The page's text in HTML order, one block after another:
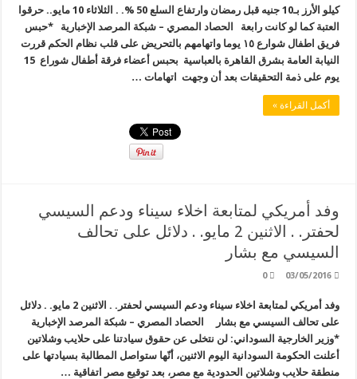
كيلو الأرز بـ10 جنيه قبل رمضان وارتفاع السلع 50 %‏. . الثلاثاء 10 مايو.. حرقوا
العتبة كما لو كانت رابعة الحصاد المصري – شبكة المرصد الإخبارية *حبس
فريق اطفال شوارع ١٥ يوما واتهامهم بالتحريض على قلب نظام الحكم قررت
النيابة العامة بشرق القاهرة بالعباسية بحبس أعضاء فرقة أطفال شوراع 15
يوم على ذمة التحقيقات بعد أن وجهت اتهامات …
أكمل القراءة »
وفد أمريكي لمتابعة اخلاء سيناء ودعم السيسي
لحفتر. . الاثنين 2 مايو. . دلائل على تحالف
السيسي مع بشار
03/05/2016
0
وفد أمريكي لمتابعة اخلاء سيناء ودعم السيسي لحفتر. . الاثنين 2 مايو. . دلائل
على تحالف السيسي مع بشار الحصاد المصري – شبكة المرصد الإخبارية
*وزير الخارجية السوداني: لن نتخلى عن حقوق سيادتنا على حلايب وشلاتين
أعلنت الحكومة السودانية اليوم الاثنين، أنّها ستواصل المطالبة بسيادتها على
منطقة حلايب وشلاتين الحدودية مع مصر، بعد توقيع مصر اتفاقية …